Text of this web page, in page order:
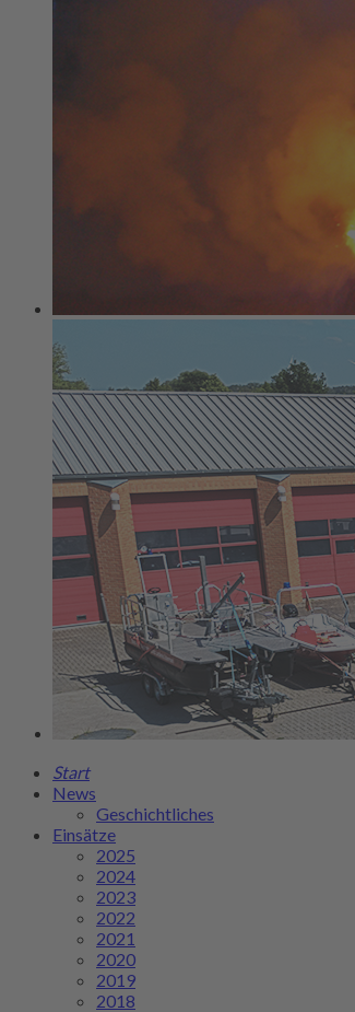
Start
News
Geschichtliches
Einsätze
2025
2024
2023
2022
2021
2020
2019
2018